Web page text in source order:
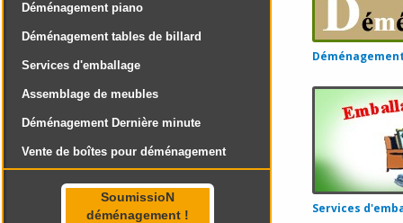
Déménagement piano
Déménagement tables de billard
Services d'emballage
Assemblage de meubles
Déménagement Dernière minute
Vente de boîtes pour déménagement
SoumissioN
déménagement !
Services